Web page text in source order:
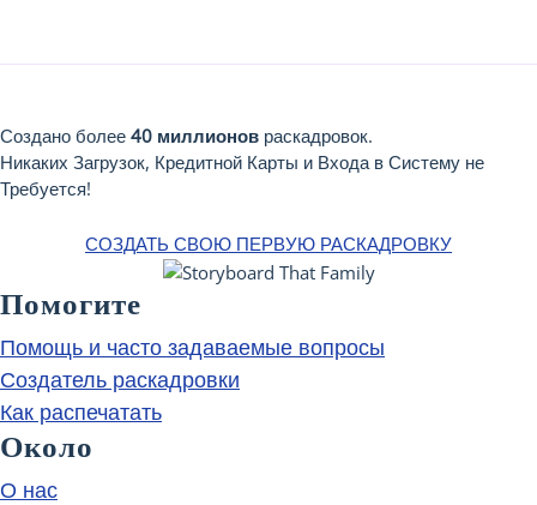
Создано более 40 миллионов раскадровок.
Никаких Загрузок, Кредитной Карты и Входа в Систему не
Требуется!
СОЗДАТЬ СВОЮ ПЕРВУЮ РАСКАДРОВКУ
Помогите
Помощь и часто задаваемые вопросы
Создатель раскадровки
Как распечатать
Около
О нас